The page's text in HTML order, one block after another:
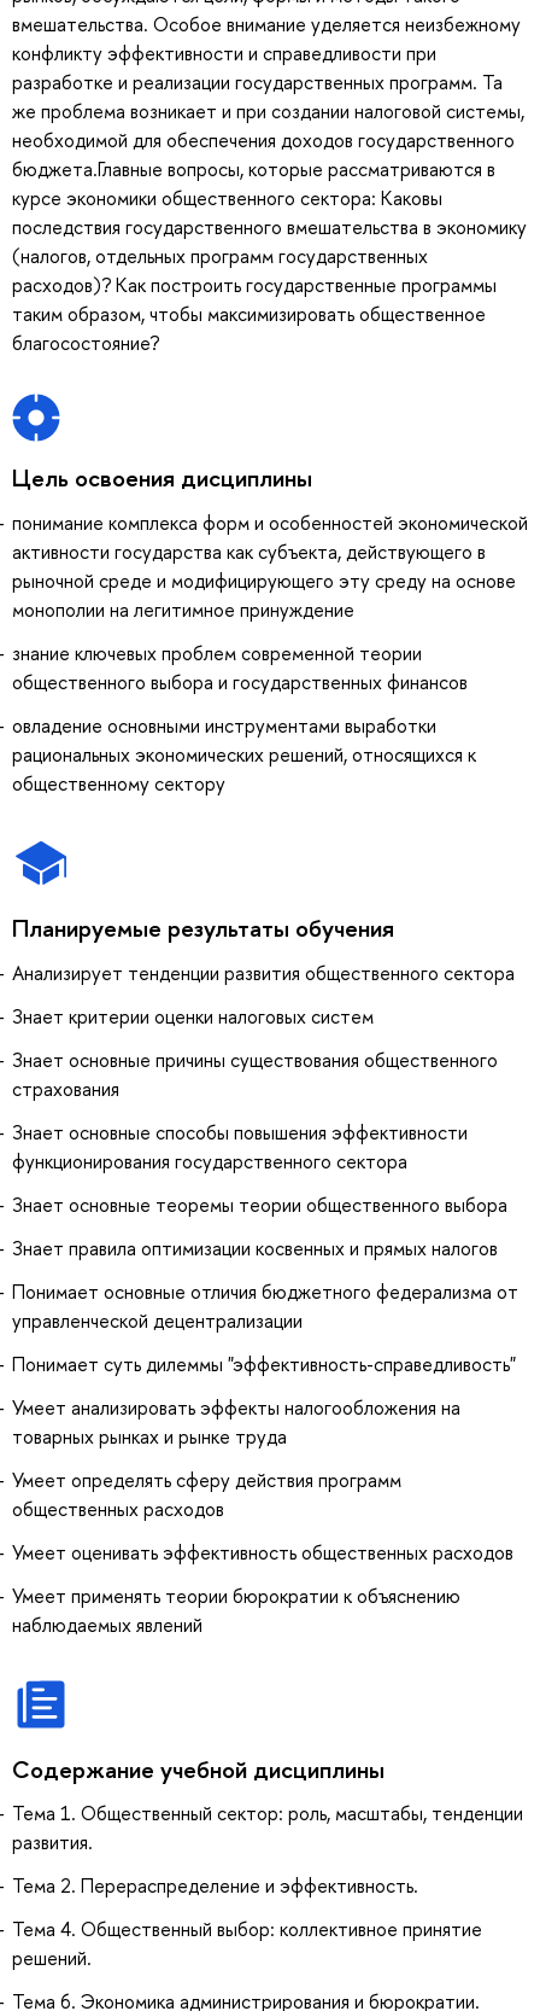
вмешательства. Особое внимание уделяется неизбежному
конфликту эффективности и справедливости при
разработке и реализации государственных программ. Та
же проблема возникает и при создании налоговой системы,
необходимой для обеспечения доходов государственного
бюджета.Главные вопросы, которые рассматриваются в
курсе экономики общественного сектора: Каковы
последствия государственного вмешательства в экономику
(налогов, отдельных программ государственных
расходов)? Как построить государственные программы
таким образом, чтобы максимизировать общественное
благосостояние?
Цель освоения дисциплины
понимание комплекса форм и особенностей экономической
активности государства как субъекта, действующего в
рыночной среде и модифицирующего эту среду на основе
монополии на легитимное принуждение
знание ключевых проблем современной теории
общественного выбора и государственных финансов
овладение основными инструментами выработки
рациональных экономических решений, относящихся к
общественному сектору
Планируемые результаты обучения
Анализирует тенденции развития общественного сектора
Знает критерии оценки налоговых систем
Знает основные причины существования общественного
страхования
Знает основные способы повышения эффективности
функционирования государственного сектора
Знает основные теоремы теории общественного выбора
Знает правила оптимизации косвенных и прямых налогов
Понимает основные отличия бюджетного федерализма от
управленческой децентрализации
Понимает суть дилеммы "эффективность-справедливость"
Умеет анализировать эффекты налогообложения на
товарных рынках и рынке труда
Умеет определять сферу действия программ
общественных расходов
Умеет оценивать эффективность общественных расходов
Умеет применять теории бюрократии к объяснению
наблюдаемых явлений
Содержание учебной дисциплины
Тема 1. Общественный сектор: роль, масштабы, тенденции
развития.
Тема 2. Перераспределение и эффективность.
Тема 4. Общественный выбор: коллективное принятие
решений.
Тема 6. Экономика администрирования и бюрократии.